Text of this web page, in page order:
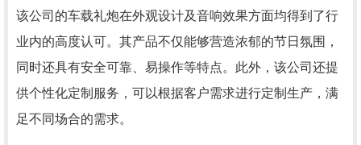
该公司的车载礼炮在外观设计及音响效果方面均得到了行
业内的高度认可。其产品不仅能够营造浓郁的节日氛围，
同时还具有安全可靠、易操作等特点。此外，该公司还提
供个性化定制服务，可以根据客户需求进行定制生产，满
足不同场合的需求。